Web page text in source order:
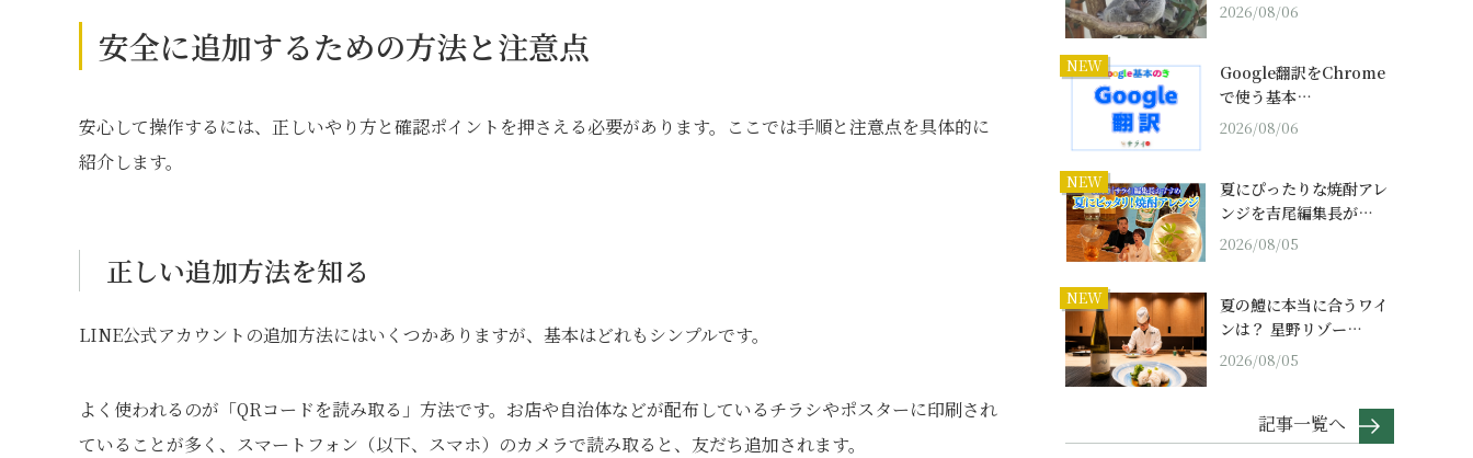
安全に追加するための方法と注意点
安心して操作するには、正しいやり方と確認ポイントを押さえる必要があります。ここでは手順と注意点を具体的に
紹介します。
正しい追加方法を知る
LINE公式アカウントの追加方法にはいくつかありますが、基本はどれもシンプルです。
よく使われるのが「QRコードを読み取る」方法です。お店や自治体などが配布しているチラシやポスターに印刷され
ていることが多く、スマートフォン（以下、スマホ）のカメラで読み取ると、友だち追加されます。
2026/08/06
NEW
Google翻訳をChrome
で使う基本…
2026/08/06
NEW
夏にぴったりな焼酎アレ
ンジを吉尾編集長が…
2026/08/05
NEW
夏の鱧に本当に合うワイ
ンは？ 星野リゾー…
2026/08/05
記事一覧へ